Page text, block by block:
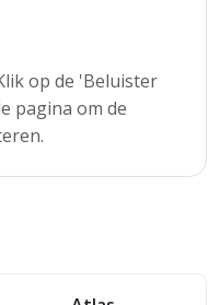
op de 'Beluister
pagina om de